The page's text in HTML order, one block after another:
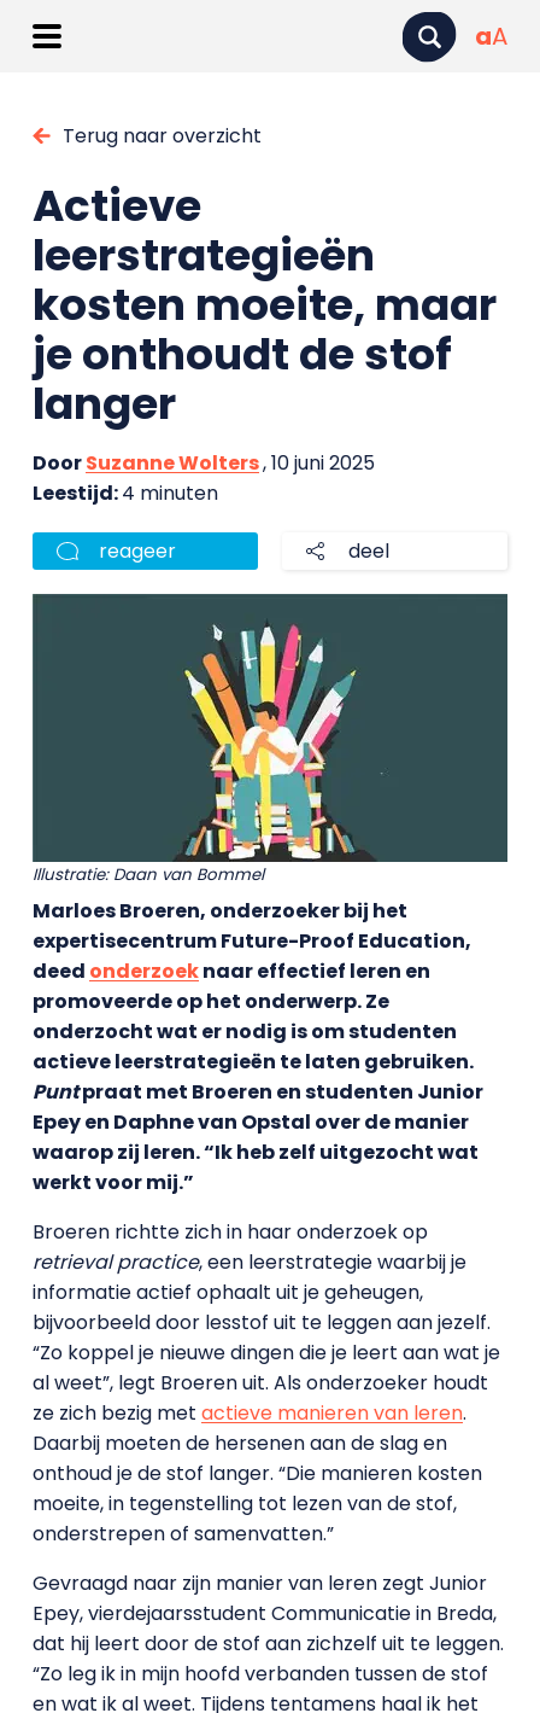
aA
Terug naar overzicht
Actieve
leerstrategieën
kosten moeite, maar
je onthoudt de stof
langer
DoorSuzanne Wolters, 10 juni 2025
Leestijd:4 minuten
reageer deel
Illustratie: Daan van Bommel
Marloes Broeren, onderzoeker bij het
expertisecentrum Future-Proof Education,
deed onderzoeknaar effectief leren en
promoveerde op het onderwerp. Ze
onderzocht wat er nodig is om studenten
actieve leerstrategieën te laten gebruiken.
Puntpraat met Broeren en studenten Junior
Epey en Daphne van Opstal over de manier
waarop zij leren. “Ik heb zelf uitgezocht wat
werkt voor mij.”
Broeren richtte zich in haar onderzoek op
retrieval practice, een leerstrategie waarbij je
informatie actief ophaalt uit je geheugen,
bijvoorbeeld door lesstof uit te leggen aan jezelf.
“Zo koppel je nieuwe dingen die je leert aan wat je
al weet”, legt Broeren uit. Als onderzoeker houdt
ze zich bezig met actieve manieren van leren.
Daarbij moeten de hersenen aan de slag en
onthoud je de stof langer. “Die manieren kosten
moeite, in tegenstelling tot lezen van de stof,
onderstrepen of samenvatten.”
Gevraagd naar zijn manier van leren zegt Junior
Epey, vierdejaarsstudent Communicatie in Breda,
dat hij leert door de stof aan zichzelf uit te leggen.
“Zo leg ik in mijn hoofd verbanden tussen de stof
en wat ik al weet. Tijdens tentamens haal ik het